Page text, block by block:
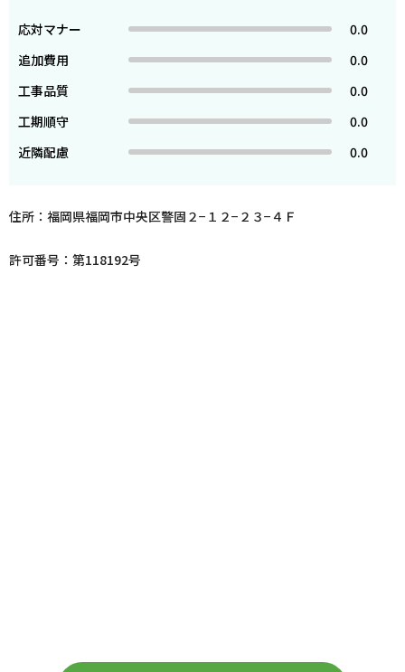
応対マナー
0.0
追加費用
0.0
工事品質
0.0
工期順守
0.0
近隣配慮
0.0
住所：福岡県福岡市中央区警固２−１２−２３−４Ｆ
許可番号：第118192号